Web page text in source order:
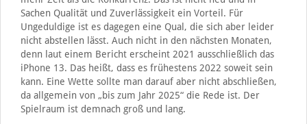
Sachen Qualität und Zuverlässigkeit ein Vorteil. Für
Ungeduldige ist es dagegen eine Qual, die sich aber leider
nicht abstellen lässt. Auch nicht in den nächsten Monaten,
denn laut einem Bericht erscheint 2021 ausschließlich das
iPhone 13. Das heißt, dass es frühestens 2022 soweit sein
kann. Eine Wette sollte man darauf aber nicht abschließen,
da allgemein von „bis zum Jahr 2025“ die Rede ist. Der
Spielraum ist demnach groß und lang.